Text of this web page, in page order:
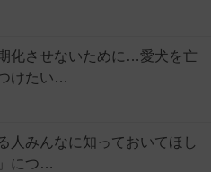
化させないために…愛犬を亡
けたい…
人みんなに知っておいてほし
につ…